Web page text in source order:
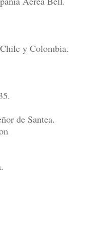
y Colombia.
de Santea.